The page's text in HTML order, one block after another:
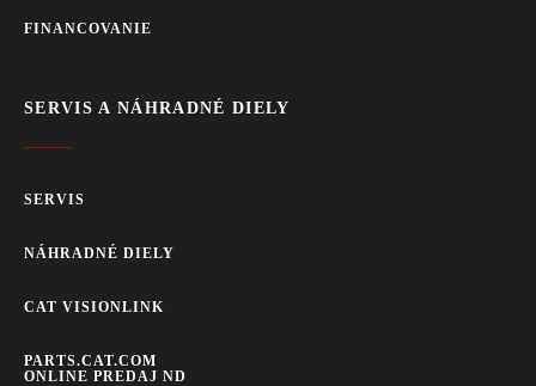
FINANCOVANIE
SERVIS A NÁHRADNÉ DIELY
SERVIS
NÁHRADNÉ DIELY
CAT VISIONLINK
PARTS.CAT.COM
ONLINE PREDAJ ND